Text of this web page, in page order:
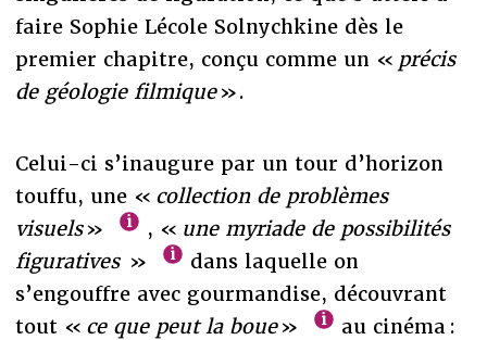
faire Sophie Lécole Solnychkine dès le
premier chapitre, conçu comme un « précis
de géologie filmique».
Celui-ci s’inaugure par un tour d’horizon
touffu, une « collection de problèmes
visuels» , « une myriade de possibilités
figuratives »
dans laquelle on
s’engouffre avec gourmandise, découvrant
tout « ce que peut la boue»
au cinéma :